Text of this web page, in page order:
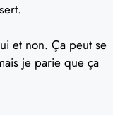
et non. Ça peut se
je parie que ça